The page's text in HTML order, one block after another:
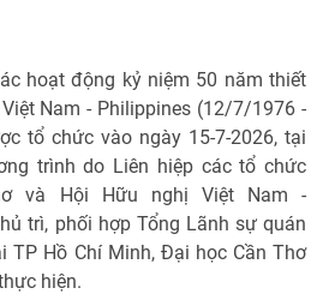
hoạt động kỷ niệm 50 năm thiết
Nam - Philippines (12/7/1976 -
tổ chức vào ngày 15-7-2026, tại
trình do Liên hiệp các tổ chức
và Hội Hữu nghị Việt Nam -
trì, phối hợp Tổng Lãnh sự quán
TP Hồ Chí Minh, Đại học Cần Thơ
hiện.